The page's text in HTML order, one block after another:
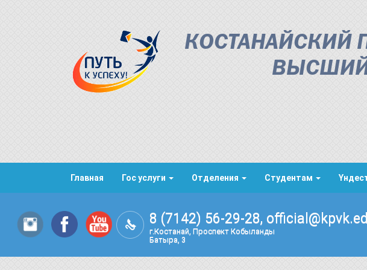
КОСТАНАЙСКИЙ
Главная Гос услуги Отделения Студентам
8 (7142) 56-29-28,
г.Костанай, Проспект Кобыланды
Батыра, 3